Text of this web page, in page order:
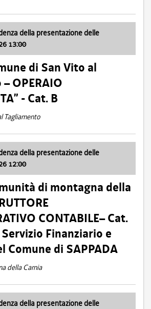
della presentazione delle
13:00
di San Vito al
OPERAIO
- Cat. B
Tagliamento
della presentazione delle
12:00
di montagna della
CONTABILE– Cat.
Finanziario e
Comune di SAPPADA
della Carnia
della presentazione delle